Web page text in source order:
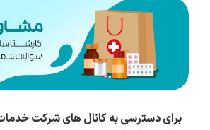
برای دسترسی به کانال های شرکت